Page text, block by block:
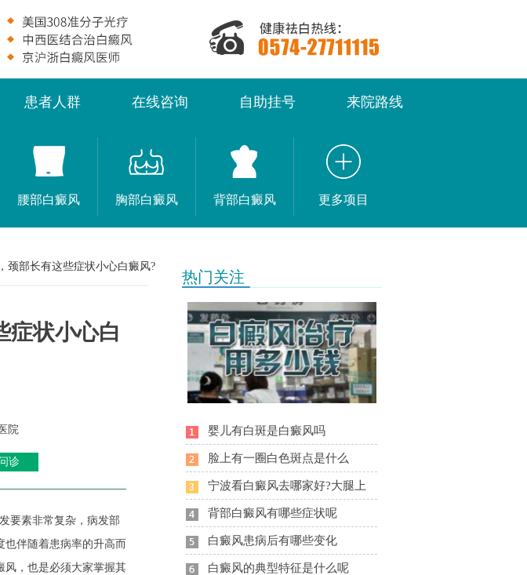
患者人群 在线咨询 自助挂号 来院路线
腰部白癜风 胸部白癜风 背部白癜风 更多项目
颈部长有这些症状小心白癜风?
症状小心白
院
诊
要素非常复杂，病发部
伴随着患病率的升高而
风，也是必须大家掌握其
热门关注
婴儿有白斑是白癜风吗
脸上有一圈白色斑点是什么
宁波看白癜风去哪家好?大腿上
背部白癜风有哪些症状呢
白癜风患病后有哪些变化
白癜风的典型特征是什么呢